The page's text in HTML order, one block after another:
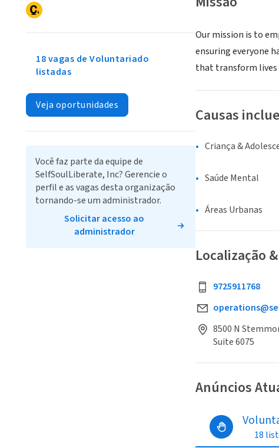
Our mission is to
ensuring everyone
that transform lives
Causas
Criança &
Saúde Mental
Áreas Urbanas
Localização
9725911768
8500 N
Suite 6075
Anúncios
18
18 vagas de Voluntariado
listadas
Veja oportunidades
Você faz parte da equipe de
SelfSoulLiberate, Inc? Gerencie o
perfil e as vagas desta organização
tornando-se um administrador.
Solicitar acesso ao
administrador